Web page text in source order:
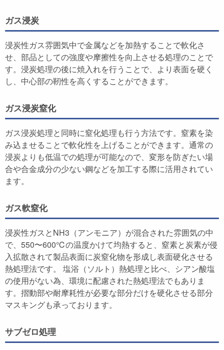
ガス浸炭
浸炭性ガス雰囲気中で金属などを加熱することで軟化さ
せ、部品としての強度や摩擦性を向上させる処理のことで
す。浸炭処理の後に焼入れを行うことで、より表面を硬く
し、中心部の靭性を高くすることができます。
ガス浸炭窒化
ガス浸炭処理と同時に窒化処理も行う方法です。窒素を染
み込ませることで軟化性を上げることができます。通常の
浸炭よりも低温での処理が可能なので、変形を防ぎたい場
合や合金成分の少ない鋼などを加工する際に活用されてい
ます。
ガス軟窒化
浸炭性ガスとNH3（アンモニア）が混合された雰囲気の中
で、550〜600℃の温度かけて均熱すると、窒素と炭素が侵
入拡散されて製品表面に炭窒化物を形成し表面硬化させる
熱処理法です。 塩浴（ソルト）熱処理と比べ、シアン酸塩
の使用がない為、環境に配慮された熱処理法でもありま
す。摺動部や耐摩耗性が必要な部分だけを硬化させる部分
マスキングも承っております。
サブゼロ処理